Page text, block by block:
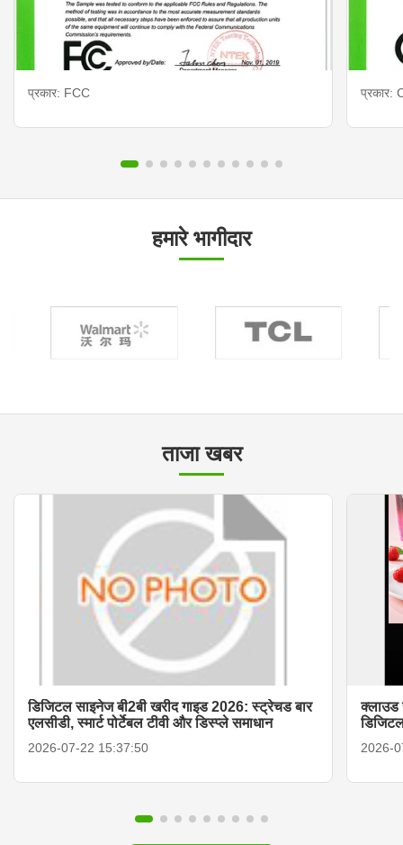
प्रकार: FCC प्रकार:
हमारे भागीदार
ताजा खबर
डिजिटल साइनेज बी2बी खरीद गाइड 2026: स्ट्रेचड बार
एलसीडी, स्मार्ट पोर्टेबल टीवी और डिस्प्ले समाधान
2026-07-22 15:37:50
क्लाउड
2026-